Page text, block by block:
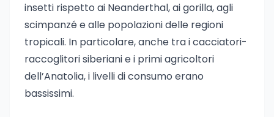
insetti rispetto ai Neanderthal, ai gorilla, agli
scimpanzé e alle popolazioni delle regioni
tropicali. In particolare, anche tra i cacciatori-
raccoglitori siberiani e i primi agricoltori
dell’Anatolia, i livelli di consumo erano
bassissimi.